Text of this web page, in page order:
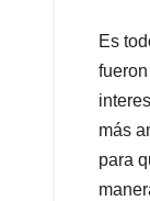
Es
más
para